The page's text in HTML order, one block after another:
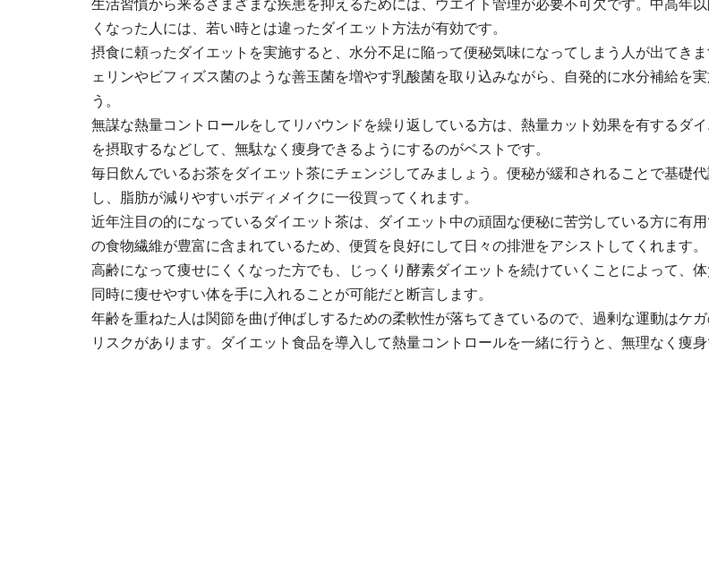
生活習慣から来るさまざまな疾患を抑えるためには、ウエイト管理が必要不可欠です。中高年以
くなった人には、若い時とは違ったダイエット方法が有効です。
摂食に頼ったダイエットを実施すると、水分不足に陥って便秘気味になってしまう人が出てき
ェリンやビフィズス菌のような善玉菌を増やす乳酸菌を取り込みながら、自発的に水分補給を実
う。
無謀な熱量コントロールをしてリバウンドを繰り返している方は、熱量カット効果を有するダイ
を摂取するなどして、無駄なく痩身できるようにするのがベストです。
毎日飲んでいるお茶をダイエット茶にチェンジしてみましょう。便秘が緩和されることで基礎
し、脂肪が減りやすいボディメイクに一役買ってくれます。
近年注目の的になっているダイエット茶は、ダイエット中の頑固な便秘に苦労している方に有
の食物繊維が豊富に含まれているため、便質を良好にして日々の排泄をアシストしてくれます。
高齢になって痩せにくくなった方でも、じっくり酵素ダイエットを続けていくことによって、
同時に痩せやすい体を手に入れることが可能だと断言します。
年齢を重ねた人は関節を曲げ伸ばしするための柔軟性が落ちてきているので、過剰な運動はケ
リスクがあります。ダイエット食品を導入して熱量コントロールを一緒に行うと、無理なく痩身